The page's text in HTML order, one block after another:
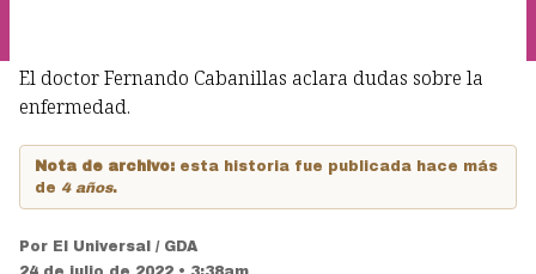
El doctor Fernando Cabanillas aclara dudas sobre la
enfermedad.
Nota de archivo: esta historia fue publicada hace más
de 4 años.
Por El Universal / GDA